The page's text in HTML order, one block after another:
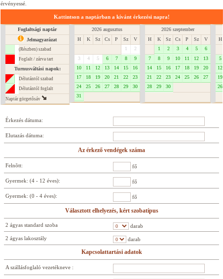
érvényessé.
Kattintson a naptárban a kívánt érkezési napra!
Foglaltsági naptár
Jelmagyarázat
(Részben) szabad
Foglalt / zárva tart
Turnusváltási napok:
Délutántól szabad
Délutántól foglalt
Naptár görgetôsáv
2026 augusztus
H
K Sz Cs P Sz
V
1
2
3
4 5 6 7 8
9
10
11 12 13 14 15
16
17
18 19 20 21 22
23
24
25 26 27 28 29
30
31
2026 szeptember
H
K Sz Cs P Sz
V
1
2 3 4 5
6
7
8 9 10 11 12
13
14
15 16 17 18 19
20
21
22 23 24 25 26
27
28
29 30
H
5
12
19
26
Érkezés dátuma:
Elutazás dátuma:
Az érkező vendégek száma
Felnõtt: fő
Gyermek: (4 - 12 éves): fő
Gyermek: (0 - 4 éves): fő
Választott elhelyezés, kért szobatípus
2 ágyas standard szoba darab
2 ágyas lakosztály darab
Kapcsolattartási adatok
A szállásfoglaló vezetékneve :